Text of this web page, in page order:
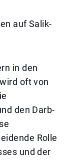
auf Salik-
in den
oft von
den Darb-
Rolle
und der